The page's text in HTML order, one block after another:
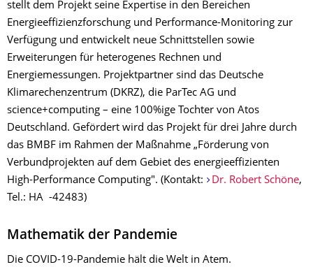
stellt dem Projekt seine Expertise in den Bereichen
Energieeffizienzforschung und Performance-Monitoring zur
Verfügung und entwickelt neue Schnittstellen sowie
Erweiterungen für heterogenes Rechnen und
Energiemessungen. Projektpartner sind das Deutsche
Klimarechenzentrum (DKRZ), die ParTec AG und
science+computing – eine 100%ige Tochter von Atos
Deutschland. Gefördert wird das Projekt für drei Jahre durch
das BMBF im Rahmen der Maßnahme „Förderung von
Verbundprojekten auf dem Gebiet des energieeffizienten
High-Performance Computing". (Kontakt:
Dr. Robert Schöne,
Tel.: HA -42483)
Mathematik der Pandemie
Die COVID-19-Pandemie hält die Welt in Atem.